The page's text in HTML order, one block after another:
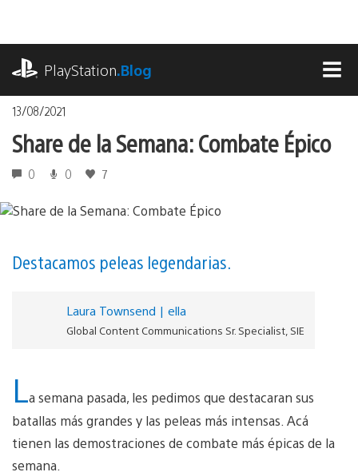
contenido
PlayStation.Blog
13/08/2021
Share de la Semana: Combate Épico
0 0 7
Destacamos peleas legendarias.
Laura Townsend | ella
Global Content Communications Sr. Specialist, SIE
La semana pasada, les pedimos que destacaran sus
batallas más grandes y las peleas más intensas. Acá
tienen las demostraciones de combate más épicas de la
semana.